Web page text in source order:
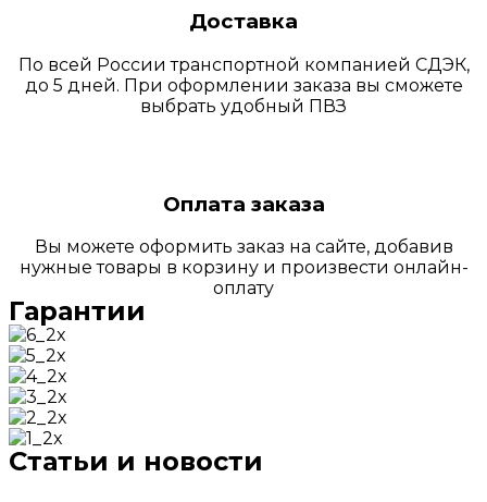
Доставка
По всей России транспортной компанией СДЭК,
до 5 дней. При оформлении заказа вы сможете
выбрать удобный ПВЗ
Оплата заказа
Вы можете оформить заказ на сайте, добавив
нужные товары в корзину и произвести онлайн-
оплату
Гарантии
Статьи и новости